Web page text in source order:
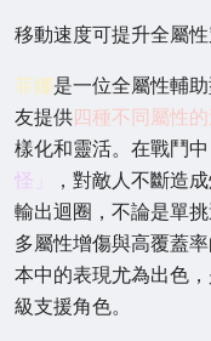
移動速度可提升全屬性
菲娜是一位全屬性輔
友提供四種不同屬性
樣化和靈活。在戰鬥
怪」
，對敵人不斷造
輸出迴圈，不論是單
多屬性增傷與高覆蓋
本中的表現尤為出色
級支援角色。